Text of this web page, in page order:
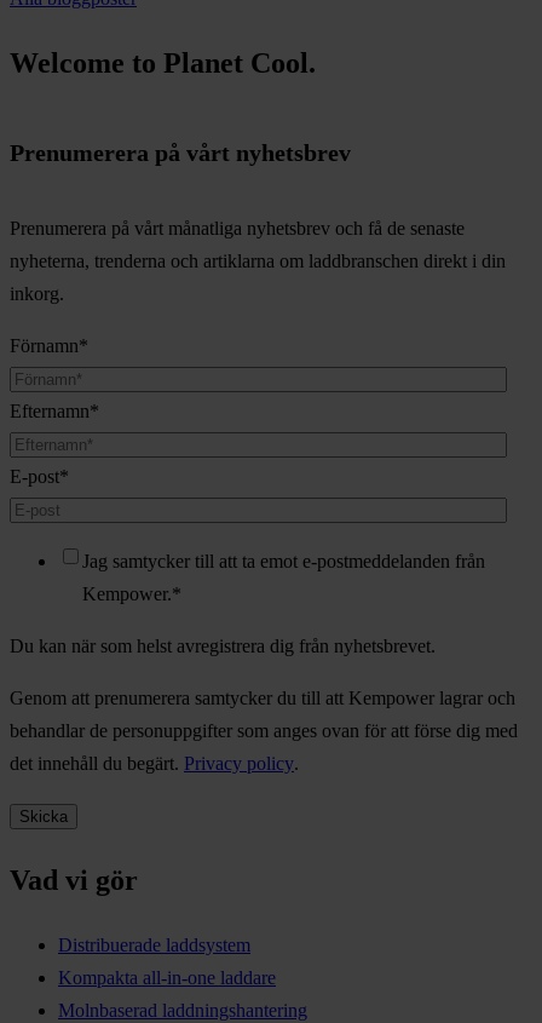
Welcome to Planet Cool.
Prenumerera på vårt nyhetsbrev
Prenumerera på vårt månatliga nyhetsbrev och få de senaste
nyheterna, trenderna och artiklarna om laddbranschen direkt i din
inkorg.
Förnamn*
Efternamn*
E-post*
Jag samtycker till att ta emot e-postmeddelanden från
Kempower.*
Du kan när som helst avregistrera dig från nyhetsbrevet.
Genom att prenumerera samtycker du till att Kempower lagrar och
behandlar de personuppgifter som anges ovan för att förse dig med
det innehåll du begärt. Privacy policy.
Vad vi gör
Distribuerade laddsystem
Kompakta all-in-one laddare
Molnbaserad laddningshantering